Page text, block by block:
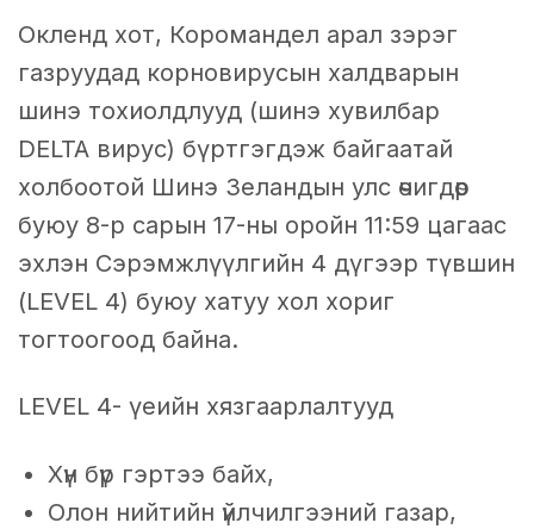
Oкленд хот, Коромандел арал зэрэг
газруудад корновирусын халдварын
шинэ тохиолдлууд (шинэ хувилбар
DELTA вирус) бүртгэгдэж байгаатай
холбоотой Шинэ Зеландын улс өчигдөр
буюу 8-р сарын 17-ны оройн 11:59 цагаас
эхлэн Сэрэмжлүүлгийн 4 дүгээр түвшин
(LEVEL 4) буюу хатуу хол хориг
тогтоогоод байна.
LEVEL 4- үеийн хязгаарлалтууд
Хүн бүр гэртээ байх,
Олон нийтийн үйлчилгээний газар,